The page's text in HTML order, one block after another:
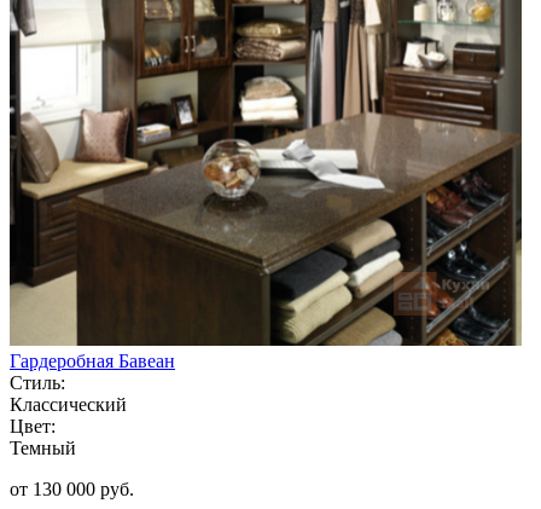
Гардеробная Бавеан
Стиль:
Классический
Цвет:
Темный
от 130 000 руб.